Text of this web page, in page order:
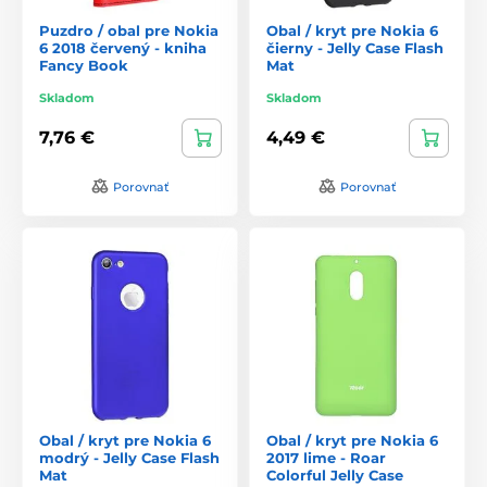
Puzdro / obal pre Nokia
6 2018 červený - kniha
Fancy Book
Skladom
7,76 €
Porovnať
Obal / kryt pre Nokia 6
čierny - Jelly Case Flash
Mat
Skladom
4,49 €
Porovnať
Obal / kryt pre Nokia 6
modrý - Jelly Case Flash
Mat
Obal / kryt pre Nokia 6
2017 lime - Roar
Colorful Jelly Case